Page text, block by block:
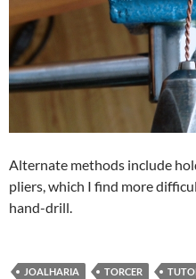
Alternate methods include
pliers, which I find more
hand-drill.
JOALHARIA TORCER